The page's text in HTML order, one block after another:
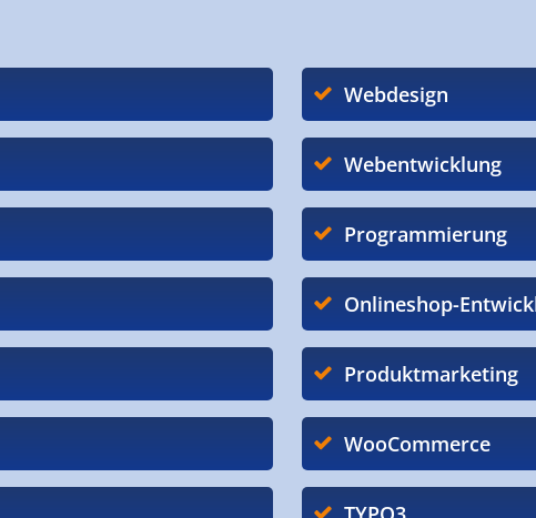
Webdesign
Webentwicklung
Programmierung
Onlineshop-
Produktmarketing
WooCommerce